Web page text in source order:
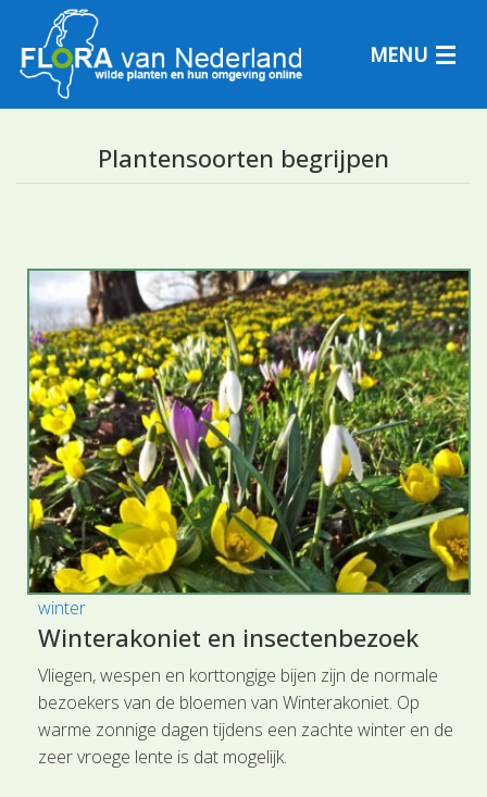
MENU
Determineren
Plantensoorten begrijpen
winter
Winterakoniet en insectenbezoek
Vliegen, wespen en korttongige bijen zijn de normale
bezoekers van de bloemen van Winterakoniet. Op
warme zonnige dagen tijdens een zachte winter en de
zeer vroege lente is dat mogelijk.